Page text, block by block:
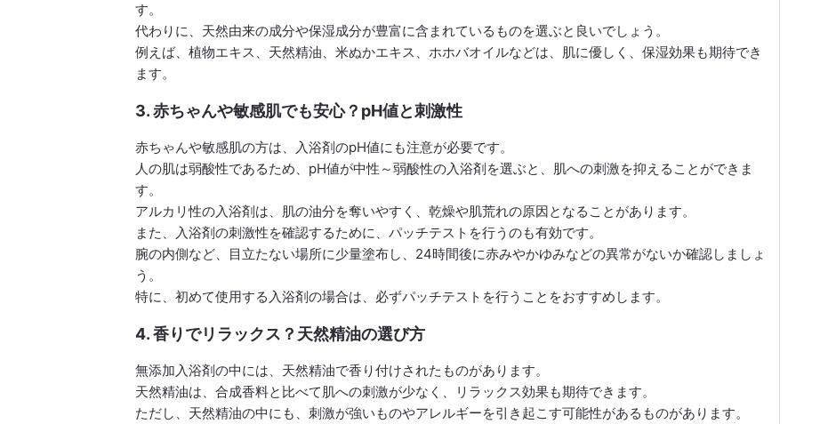
す。
代わりに、天然由来の成分や保湿成分が豊富に含まれているものを選ぶと良いでしょう。
例えば、植物エキス、天然精油、米ぬかエキス、ホホバオイルなどは、肌に優しく、保湿効果も期待でき
ます。
3. 赤ちゃんや敏感肌でも安心？pH値と刺激性
赤ちゃんや敏感肌の方は、入浴剤のpH値にも注意が必要です。
人の肌は弱酸性であるため、pH値が中性～弱酸性の入浴剤を選ぶと、肌への刺激を抑えることができま
す。
アルカリ性の入浴剤は、肌の油分を奪いやすく、乾燥や肌荒れの原因となることがあります。
また、入浴剤の刺激性を確認するために、パッチテストを行うのも有効です。
腕の内側など、目立たない場所に少量塗布し、24時間後に赤みやかゆみなどの異常がないか確認しましょ
う。
特に、初めて使用する入浴剤の場合は、必ずパッチテストを行うことをおすすめします。
4. 香りでリラックス？天然精油の選び方
無添加入浴剤の中には、天然精油で香り付けされたものがあります。
天然精油は、合成香料と比べて肌への刺激が少なく、リラックス効果も期待できます。
ただし、天然精油の中にも、刺激が強いものやアレルギーを引き起こす可能性があるものがあります。